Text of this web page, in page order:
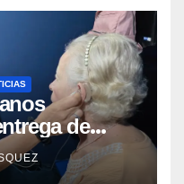
de
el Centro de